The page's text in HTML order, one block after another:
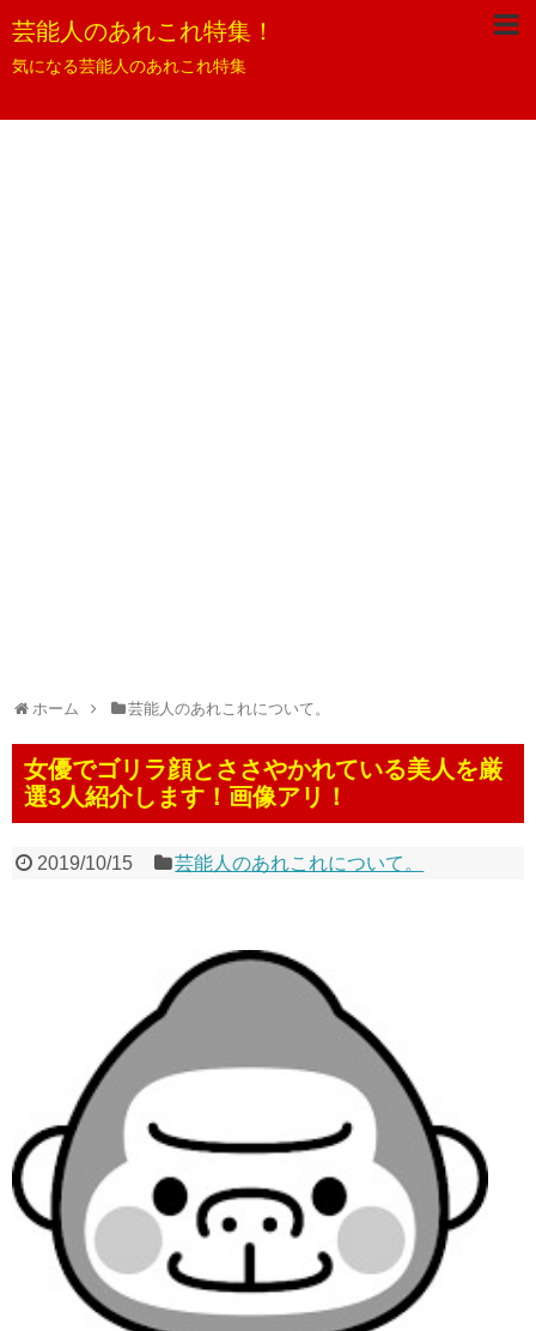
芸能人のあれこれ特集！
気になる芸能人のあれこれ特集
ホーム 芸能人のあれこれについて。
女優でゴリラ顔とささやかれている美人を厳
選3人紹介します！画像アリ！
2019/10/15 芸能人のあれこれについて。